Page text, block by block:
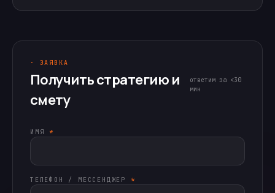
· ЗАЯВКА
Получить стратегию и
смету
ответим за <30
мин
ИМЯ *
ТЕЛЕФОН / МЕССЕНДЖЕР *